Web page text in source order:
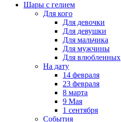
Шары с гелием
Для кого
Для девочки
Для девушки
Для мальчика
Для мужчины
Для влюбленных
На дату
14 февраля
23 февраля
8 марта
9 Мая
1 сентября
События